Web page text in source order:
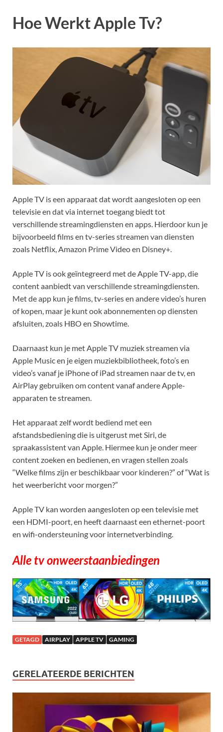
Hoe Werkt Apple Tv?
Apple TV is een apparaat dat wordt aangesloten op een
televisie en dat via internet toegang biedt tot
verschillende streamingdiensten en apps. Hierdoor kun je
bijvoorbeeld films en tv-series streamen van diensten
zoals Netflix, Amazon Prime Video en Disney+.
Apple TV is ook geïntegreerd met de Apple TV-app, die
content aanbiedt van verschillende streamingdiensten.
Met de app kun je films, tv-series en andere video’s huren
of kopen, maar je kunt ook abonnementen op diensten
afsluiten, zoals HBO en Showtime.
Daarnaast kun je met Apple TV muziek streamen via
Apple Music en je eigen muziekbibliotheek, foto’s en
video’s vanaf je iPhone of iPad streamen naar de tv, en
AirPlay gebruiken om content vanaf andere Apple-
apparaten te streamen.
Het apparaat zelf wordt bediend met een
afstandsbediening die is uitgerust met Siri, de
spraakassistent van Apple. Hiermee kun je onder meer
content zoeken en bedienen, en vragen stellen zoals
“Welke films zijn er beschikbaar voor kinderen?” of “Wat is
het weerbericht voor morgen?”
Apple TV kan worden aangesloten op een televisie met
een HDMI-poort, en heeft daarnaast een ethernet-poort
en wifi-ondersteuning voor internetverbinding.
Alle tv onweerstaanbiedingen
GETAGD AIRPLAY APPLE TV GAMING
GERELATEERDE BERICHTEN